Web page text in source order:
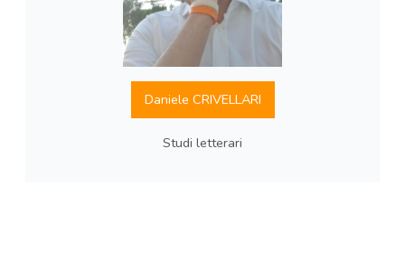
Daniele CRIVELLARI
Studi letterari